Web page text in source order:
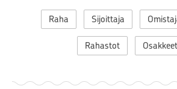
Raha Sijoittaja
Rahastot Osakkeet